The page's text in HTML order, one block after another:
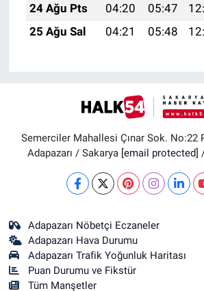
24 Ağu Pts
04:20 05:47
25 Ağu Sal
04:21 05:48
Semerciler Mahallesi Çınar Sok. No:22
Adapazarı / Sakarya [email protected]
Adapazarı Nöbetçi Eczaneler
Adapazarı Hava Durumu
Adapazarı Trafik Yoğunluk Haritası
Puan Durumu ve Fikstür
Tüm Manşetler